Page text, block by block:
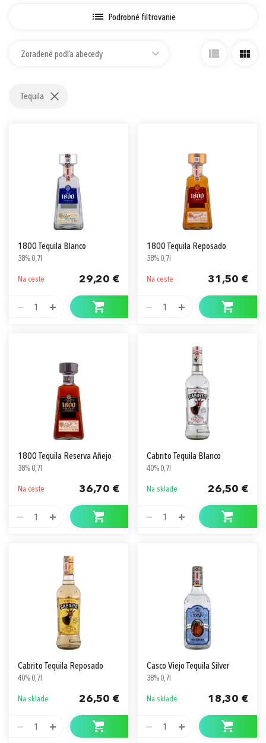
Podrobné filtrovanie
Zoradené podľa abecedy
Tequila
1800 Tequila Blanco
38% 0,7l
Na ceste 29,20 €
1
1800 Tequila Reposado
38% 0,7l
Na ceste 31,50 €
1
1800 Tequila Reserva Añejo
38% 0,7l
Na ceste 36,70 €
1
Cabrito Tequila Blanco
40% 0,7l
Na sklade 26,50 €
1
Cabrito Tequila Reposado
40% 0,7l
Na sklade 26,50 €
1
Casco Viejo Tequila Silver
38% 0,7l
Na sklade 18,30 €
1